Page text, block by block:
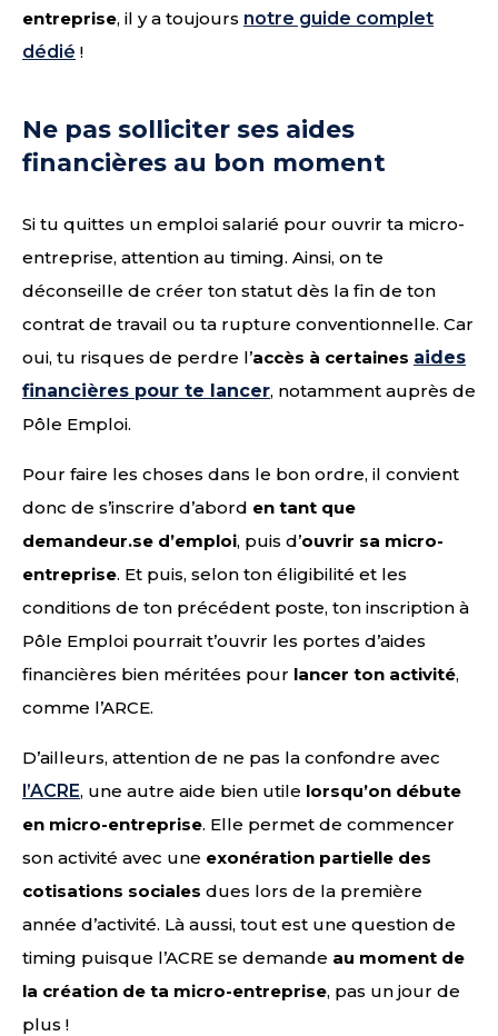
entreprise, il y a toujours notre guide complet
dédié !
Ne pas solliciter ses aides
financières au bon moment
Si tu quittes un emploi salarié pour ouvrir ta micro-
entreprise, attention au timing. Ainsi, on te
déconseille de créer ton statut dès la fin de ton
contrat de travail ou ta rupture conventionnelle. Car
oui, tu risques de perdre l’accès à certaines aides
financières pour te lancer, notamment auprès de
Pôle Emploi.
Pour faire les choses dans le bon ordre, il convient
donc de s’inscrire d’abord en tant que
demandeur.se d’emploi, puis d’ouvrir sa micro-
entreprise. Et puis, selon ton éligibilité et les
conditions de ton précédent poste, ton inscription à
Pôle Emploi pourrait t’ouvrir les portes d’aides
financières bien méritées pour lancer ton activité,
comme l’ARCE.
D’ailleurs, attention de ne pas la confondre avec
l’ACRE, une autre aide bien utile lorsqu’on débute
en micro-entreprise. Elle permet de commencer
son activité avec une exonération partielle des
cotisations sociales dues lors de la première
année d’activité. Là aussi, tout est une question de
timing puisque l’ACRE se demande au moment de
la création de ta micro-entreprise, pas un jour de
plus !